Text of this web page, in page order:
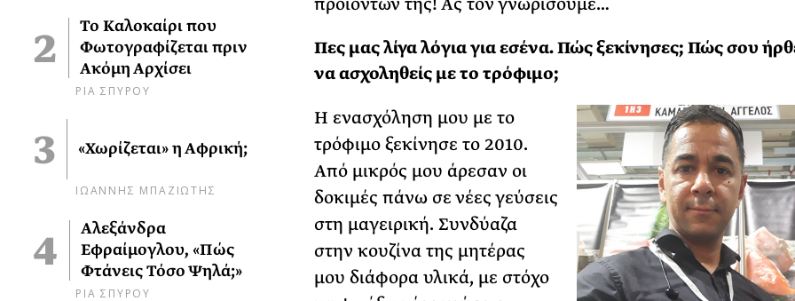
Το Καλοκαίρι που
Φωτογραφίζεται πριν
Ακόμη Αρχίσει
ΡΙΑ ΣΠΥΡΟΥ
«Χωρίζεται» η Αφρική;
ΙΩΑΝΝΗΣ ΜΠΑΖΙΩΤΗΣ
Αλεξάνδρα
Εφραίμογλου, «Πώς
Φτάνεις Τόσο Ψηλά;»
ΡΙΑ ΣΠΥΡΟΥ
Πες μας λίγα λόγια για εσένα. Πώς ξεκίνησες; Πώς σου
να ασχοληθείς με το τρόφιμο;
Η ενασχόληση μου με το
τρόφιμο ξεκίνησε το 2010.
Από μικρός μου άρεσαν οι
δοκιμές πάνω σε νέες γεύσεις
στη μαγειρική. Συνδύαζα
στην κουζίνα της μητέρας
μου διάφορα υλικά, με στόχο